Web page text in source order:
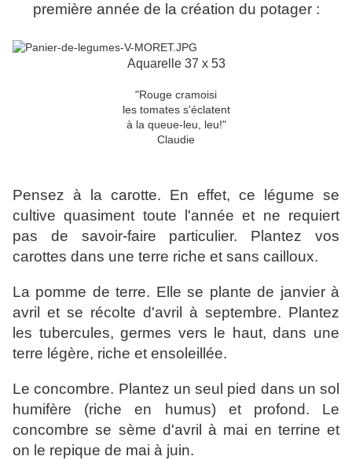
première année de la création du potager :
Aquarelle 37 x 53
"Rouge cramoisi
les tomates s'éclatent
à la queue-leu, leu!"
Claudie
Pensez à la carotte. En effet, ce légume se
cultive quasiment toute l'année et ne requiert
pas de savoir-faire particulier. Plantez vos
carottes dans une terre riche et sans cailloux.
La pomme de terre. Elle se plante de janvier à
avril et se récolte d'avril à septembre. Plantez
les tubercules, germes vers le haut, dans une
terre légère, riche et ensoleillée.
Le concombre. Plantez un seul pied dans un sol
humifère (riche en humus) et profond. Le
concombre se sème d'avril à mai en terrine et
on le repique de mai à juin.